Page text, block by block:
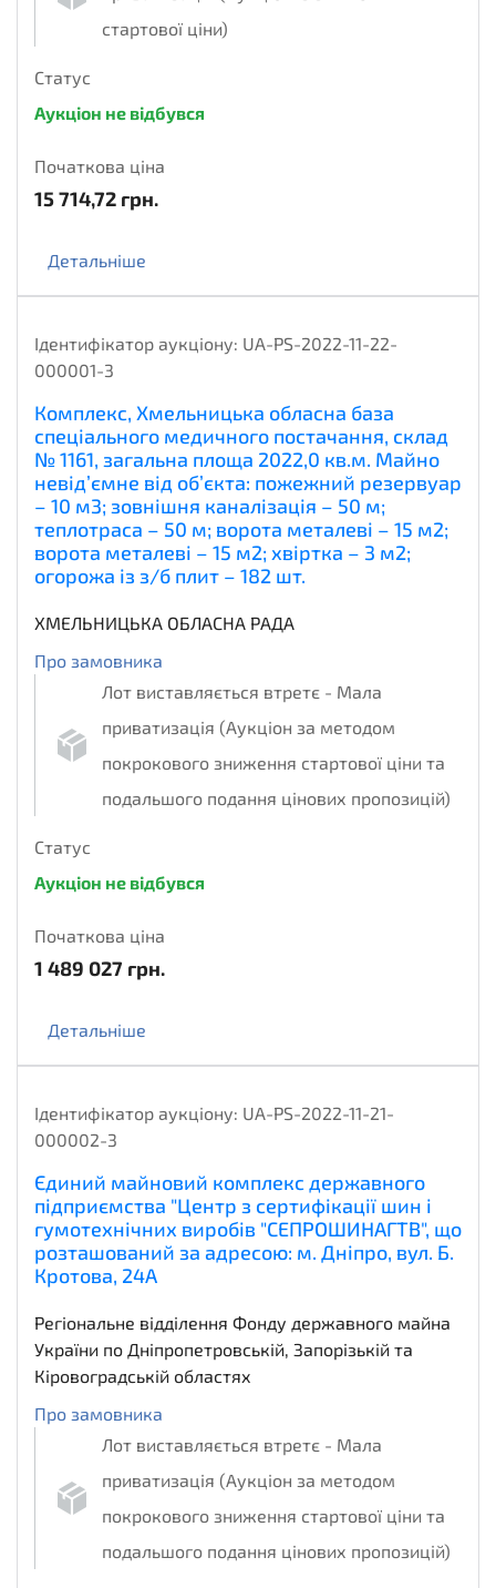
стартової ціни)
Статус
Аукціон не відбувся
Початкова ціна
15 714,72 грн.
Детальніше
Ідентифікатор аукціону: UA-PS-2022-11-22-
000001-3
Комплекс, Хмельницька обласна база
спеціального медичного постачання, склад
№ 1161, загальна площа 2022,0 кв.м. Майно
невід’ємне від об’єкта: пожежний резервуар
– 10 м3; зовнішня каналізація – 50 м;
теплотраса – 50 м; ворота металеві – 15 м2;
ворота металеві – 15 м2; хвіртка – 3 м2;
огорожа із з/б плит – 182 шт.
ХМЕЛЬНИЦЬКА ОБЛАСНА РАДА
Про замовника
Лот виставляється втретє - Мала
приватизація (Аукціон за методом
покрокового зниження стартової ціни та
подальшого подання цінових пропозицій)
Статус
Аукціон не відбувся
Початкова ціна
1 489 027 грн.
Детальніше
Ідентифікатор аукціону: UA-PS-2022-11-21-
000002-3
Єдиний майновий комплекс державного
підприємства "Центр з сертифікації шин і
гумотехнічних виробів "СЕПРОШИНАГТВ", що
розташований за адресою: м. Дніпро, вул. Б.
Кротова, 24А
Регіональне відділення Фонду державного майна
України по Дніпропетровській, Запорізькій та
Кіровоградській областях
Про замовника
Лот виставляється втретє - Мала
приватизація (Аукціон за методом
покрокового зниження стартової ціни та
подальшого подання цінових пропозицій)